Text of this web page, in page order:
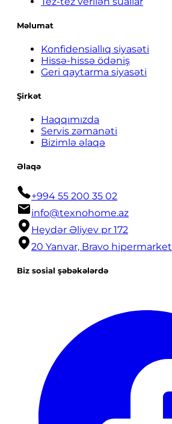
Məlumat
Konfidensiallıq siyasəti
Hissə-hissə ödəniş
Geri qaytarma siyasəti
Şirkət
Haqqımızda
Servis zəmanəti
Bizimlə əlaqə
Əlaqə
+994 55 200 35 02
info@texnohome.az
Heydər Əliyev pr 172
20 Yanvar, Bravo hipermarket
Biz sosial şəbəkələrdə